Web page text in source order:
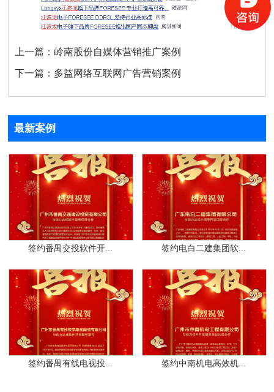
上一篇：岭南股份自媒体营销推广案例
下一篇： 多益网络互联网广告营销案例
最新案例
签约番禺交投软件开... 签约电白二建集团软...
签约番禺有线电视投... 签约中南机电高效机...